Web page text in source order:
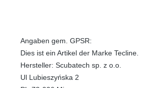
Angaben gem. GPSR:
Dies ist ein Artikel der Marke Tecline.
Hersteller: Scubatech sp. z o.o.
Ul Lubieszyńska 2